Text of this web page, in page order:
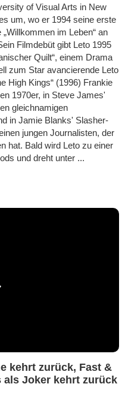
of Visual Arts in New
um, wo er 1994 seine erste
im Leben“ an
Filmdebüt gibt Leto 1995
Quilt“, einem Drama
zum Star avancierende Leto
High Kings“ (1996) Frankie
1970er, in Steve James'
gleichnamigen
in Jamie Blanks' Slasher-
jungen Journalisten, der
hat. Bald wird Leto zu einer
und dreht unter ...
kehrt zurück, Fast &
als Joker kehrt zurück